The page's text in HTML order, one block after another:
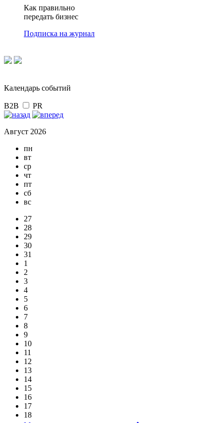
Как правильно
передать бизнес
Подписка на журнал
Календарь событий
B2B PR
Август 2026
пн
вт
ср
чт
пт
сб
вс
27
28
29
30
31
1
2
3
4
5
6
7
8
9
10
11
12
13
14
15
16
17
18